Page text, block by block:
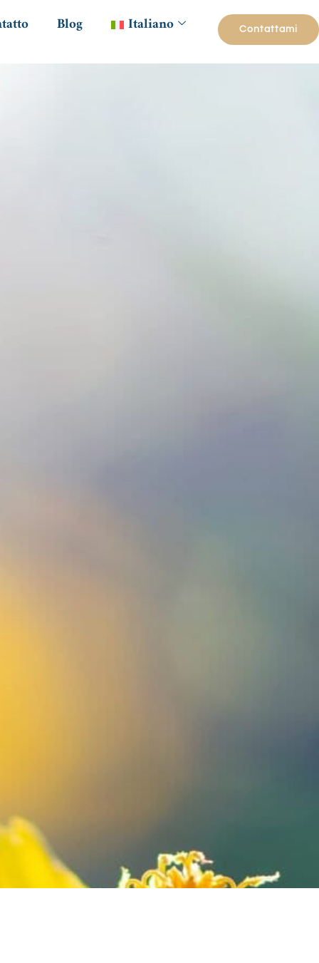
Blog Italiano Contattami